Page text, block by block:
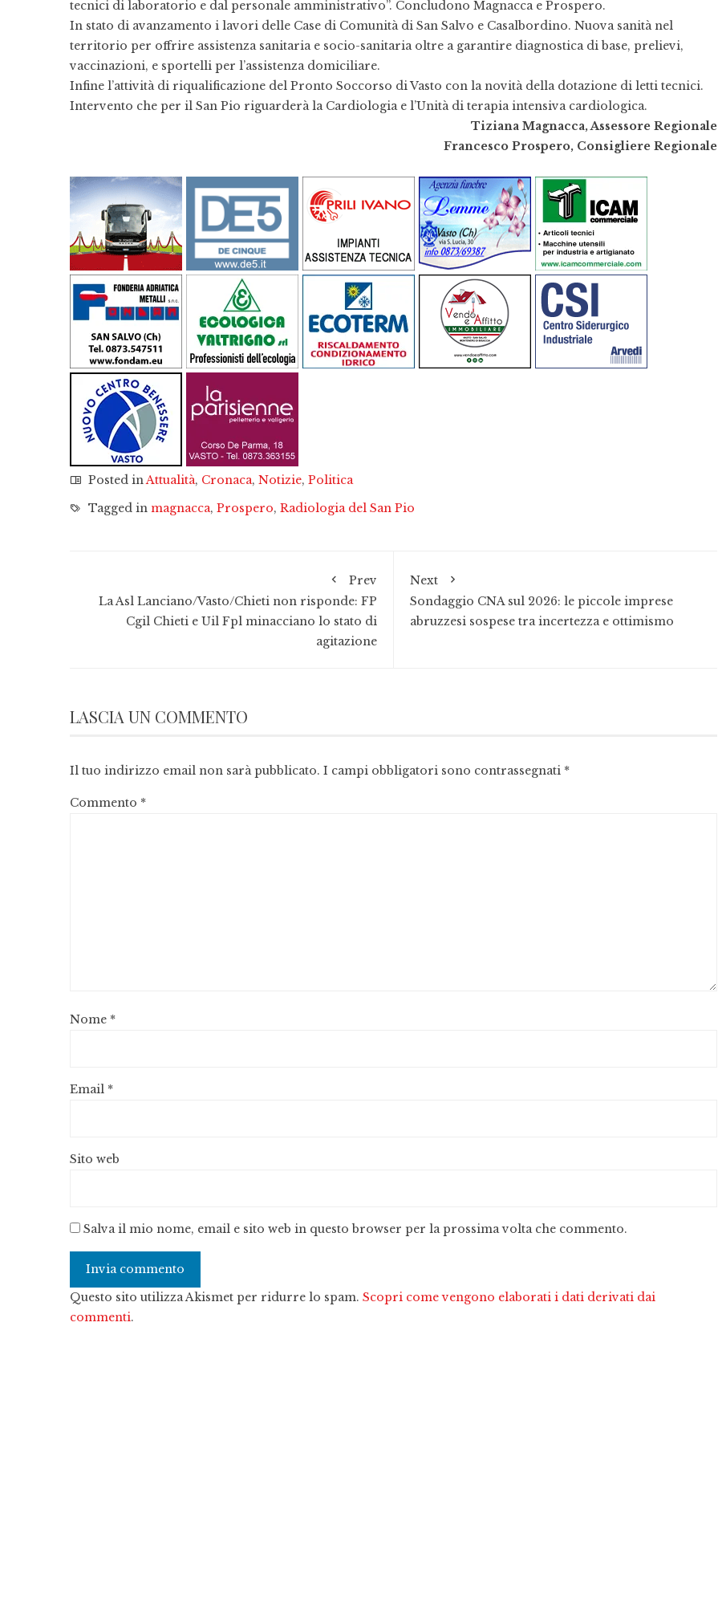
tecnici di laboratorio e dal personale amministrativo”. Concludono Magnacca e Prospero.
In stato di avanzamento i lavori delle Case di Comunità di San Salvo e Casalbordino. Nuova sanità nel
territorio per offrire assistenza sanitaria e socio-sanitaria oltre a garantire diagnostica di base, prelievi,
vaccinazioni, e sportelli per l’assistenza domiciliare.
Infine l’attività di riqualificazione del Pronto Soccorso di Vasto con la novità della dotazione di letti tecnici.
Intervento che per il San Pio riguarderà la Cardiologia e l’Unità di terapia intensiva cardiologica.
Tiziana Magnacca, Assessore Regionale
Francesco Prospero, Consigliere Regionale
Posted inAttualità, Cronaca, Notizie, Politica
Tagged in magnacca, Prospero, Radiologia del San Pio
Prev
La Asl Lanciano/Vasto/Chieti non risponde: FP
Cgil Chieti e Uil Fpl minacciano lo stato di
agitazione
Next
Sondaggio CNA sul 2026: le piccole imprese
abruzzesi sospese tra incertezza e ottimismo
LASCIA UN COMMENTO
Il tuo indirizzo email non sarà pubblicato. I campi obbligatori sono contrassegnati *
Commento *
Nome *
Email *
Sito web
Salva il mio nome, email e sito web in questo browser per la prossima volta che commento.
Questo sito utilizza Akismet per ridurre lo spam. Scopri come vengono elaborati i dati derivati dai
commenti.